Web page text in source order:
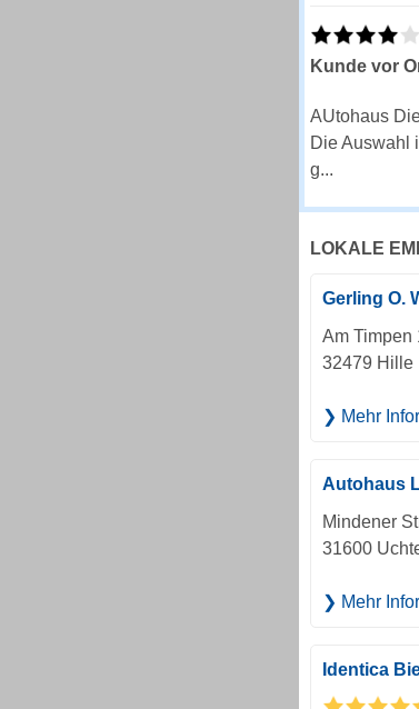
Kunde vor
AUtohaus
Die Auswahl
g...
LOKALE
Gerling O.
Am Timpen
32479 Hille
Mehr
Autohaus
Mindener
31600
Mehr
Identica